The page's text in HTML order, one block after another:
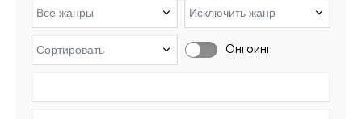
Онгоинг